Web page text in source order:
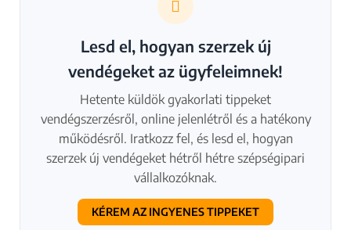
Masszőr
Műszempilla építő
Szalon tulajdonos
Egyéb szépségipari vállalkozás
Többet is választhatsz.
Lesd el, hogyan szerzek új
vendégeket az ügyfeleimnek!
Hetente küldök gyakorlati tippeket
vendégszerzésről, online jelenlétről és a hatékony
működésről. Iratkozz fel, és lesd el, hogyan
szerzek új vendégeket hétről hétre szépségipari
vállalkozóknak.
KÉREM AZ INGYENES TIPPEKET